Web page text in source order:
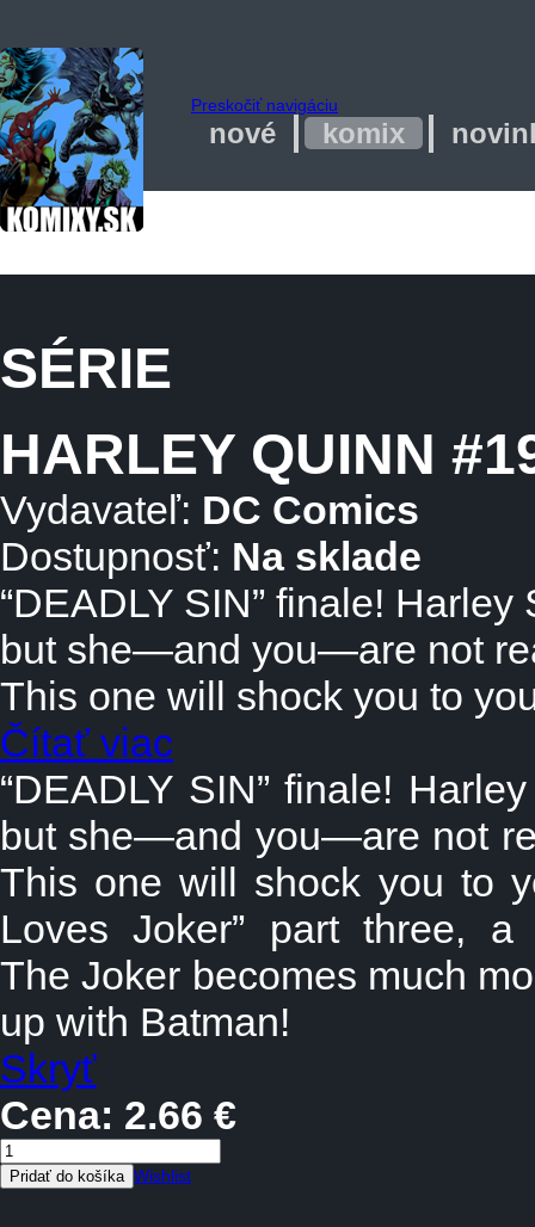
Preskočiť navigáciu
nové komix
SÉRIE
HARLEY QUINN
Vydavateľ: DC Comics
Dostupnosť: Na sklade
“DEADLY SIN” finale!
but she—and you—are not
This one will shock you to
Čítať viac
“DEADLY SIN” finale!
but she—and you—are not
This one will shock you to
Loves Joker” part three,
The Joker becomes much
up with Batman!
Skryť
Cena: 2.66 €
Wishlist